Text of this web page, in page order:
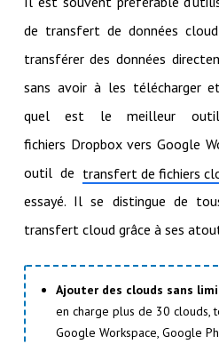
de transfert de données
transférer des données
sans avoir à les télécharger
quel est le meilleur
fichiers Dropbox vers Google
outil de transfert de fichiers
essayé. Il se distingue de
transfert cloud grâce à ses
Ajouter des clouds sans
en charge plus de 30 clouds,
Google Workspace, Google